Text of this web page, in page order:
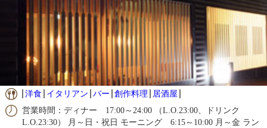
洋食 イタリアン バー 創作料理
居酒屋
営業時間：ディナー 17:00～24:00 （L.O.23:00、ドリンク
L.O.23:30） 月～日・祝日 モーニング 6:15～10:00 月～金 ラン